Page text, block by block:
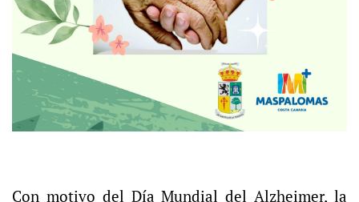
Con motivo del Día Mundial del Alzheimer, la